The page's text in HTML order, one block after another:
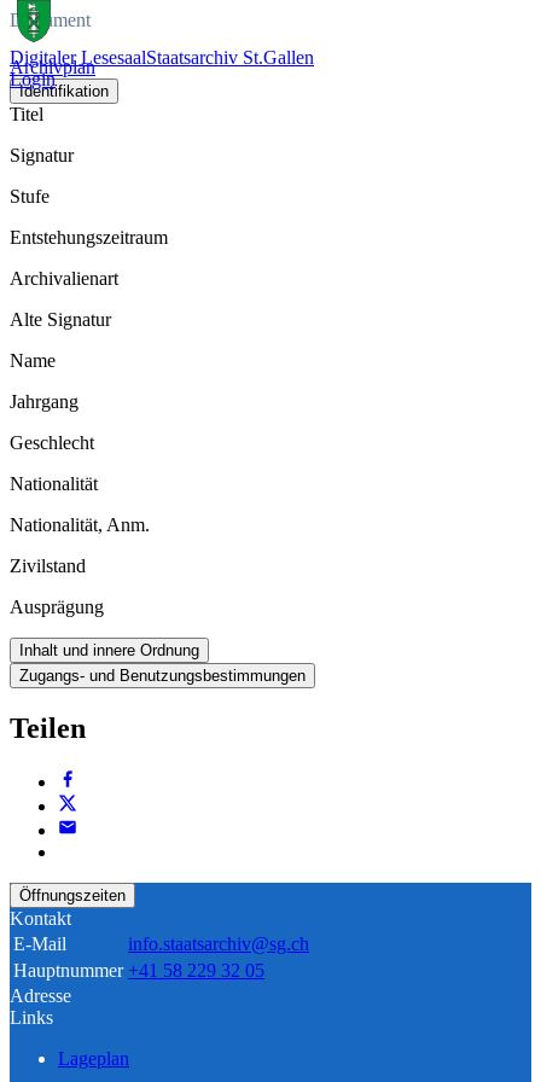
Digitaler LesesaalStaatsarchiv St.Gallen
Login
Dokument
Archivplan
Identifikation
Titel
Signatur
Stufe
Entstehungszeitraum
Archivalienart
Alte Signatur
Name
Jahrgang
Geschlecht
Nationalität
Nationalität, Anm.
Zivilstand
Ausprägung
Inhalt und innere Ordnung
Zugangs- und Benutzungsbestimmungen
Teilen
Öffnungszeiten
Kontakt
E-Mail
info.staatsarchiv@sg.ch
Hauptnummer +41 58 229 32 05
Adresse
Links
Lageplan